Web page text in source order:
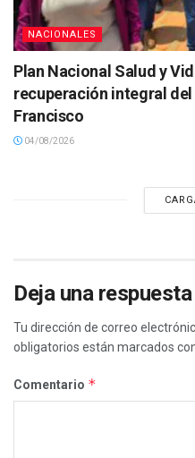
NACIONALES
Plan Nacional Salud y
recuperación integral
Francisco
04/08/2026
Deja una respuesta
Tu dirección de correo
obligatorios están marcados
Comentario *